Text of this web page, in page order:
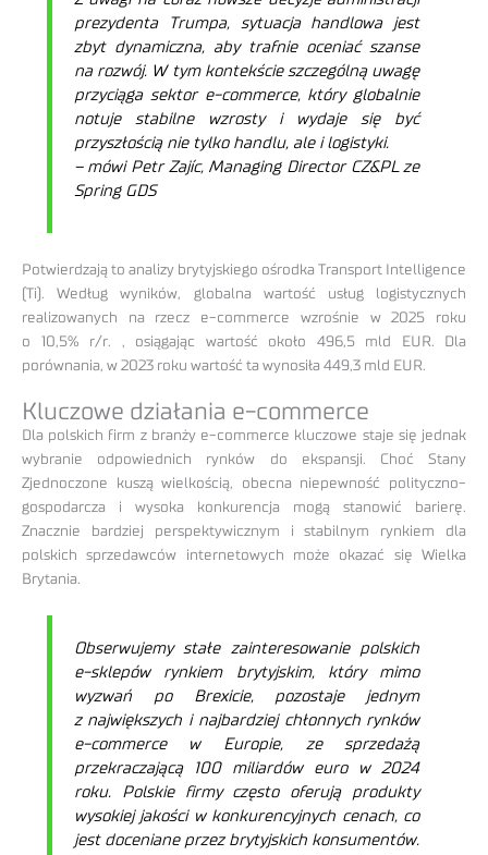
prezydenta Trumpa, sytuacja handlowa jest
zbyt dynamiczna, aby trafnie oceniać szanse
na rozwój. W tym kontekście szczególną uwagę
przyciąga sektor e-commerce, który globalnie
notuje stabilne wzrosty i wydaje się być
przyszłością nie tylko handlu, ale i logistyki.
– mówi Petr Zajíc, Managing Director CZ&PL ze
Spring GDS
Potwierdzają to analizy brytyjskiego ośrodka Transport Intelligence
(Ti). Według wyników, globalna wartość usług logistycznych
realizowanych na rzecz e-commerce wzrośnie w 2025 roku
o 10,5% r/r. , osiągając wartość około 496,5 mld EUR. Dla
porównania, w 2023 roku wartość ta wynosiła 449,3 mld EUR.
Kluczowe działania e-commerce
Dla polskich firm z branży e-commerce kluczowe staje się jednak
wybranie odpowiednich rynków do ekspansji. Choć Stany
Zjednoczone kuszą wielkością, obecna niepewność polityczno-
gospodarcza i wysoka konkurencja mogą stanowić barierę.
Znacznie bardziej perspektywicznym i stabilnym rynkiem dla
polskich sprzedawców internetowych może okazać się Wielka
Brytania.
Obserwujemy stałe zainteresowanie polskich
e-sklepów rynkiem brytyjskim, który mimo
wyzwań po Brexicie, pozostaje jednym
z największych i najbardziej chłonnych rynków
e-commerce w Europie, ze sprzedażą
przekraczającą 100 miliardów euro w 2024
roku.
Polskie firmy często oferują produkty
wysokiej jakości w konkurencyjnych cenach, co
jest doceniane przez brytyjskich konsumentów.